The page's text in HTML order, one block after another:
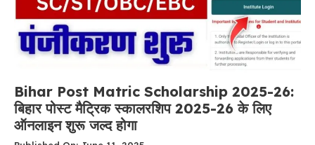
Bihar Post Matric Scholarship 2025-26:
बिहार पोस्ट मैट्रिक स्कालरशिप 2025-26 के लिए
ऑनलाइन शुरू जल्द होगा